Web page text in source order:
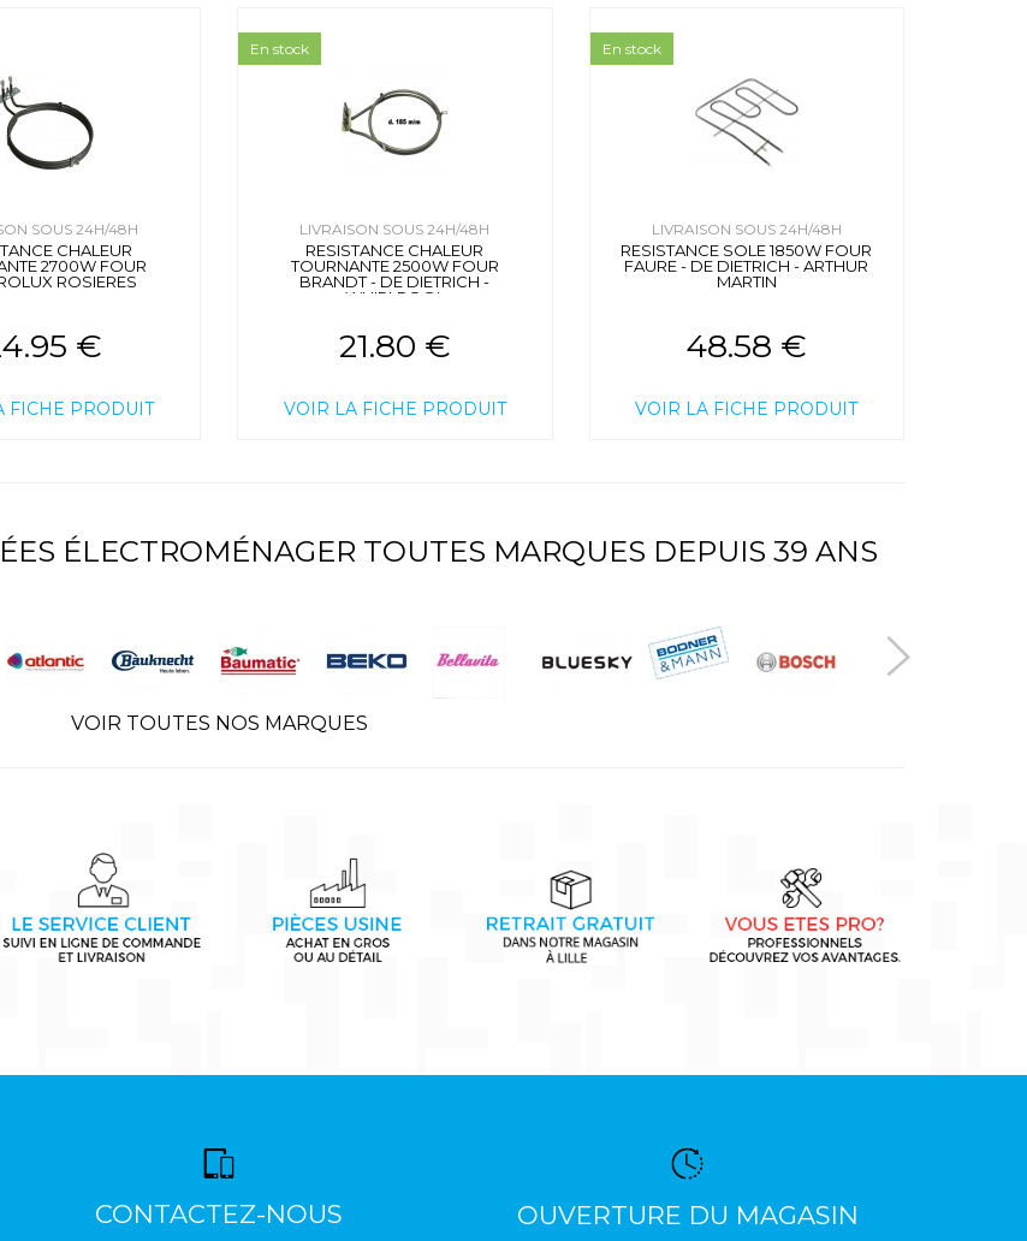
SOUS 24H/48H
CHALEUR
2700W FOUR
ROSIERES
€
FICHE PRODUIT
LIVRAISON SOUS 24H/48H
RESISTANCE CHALEUR
TOURNANTE 2500W FOUR
BRANDT - DE DIETRICH -
WHIRLPOOL
21.80 €
VOIR LA FICHE PRODUIT
En stock
LIVRAISON SOUS 24H/48H
RESISTANCE SOLE 1850W FOUR
FAURE - DE DIETRICH - ARTHUR
MARTIN
48.58 €
VOIR LA FICHE PRODUIT
En stock
ÉLECTROMÉNAGER TOUTES MARQUES DEPUIS 39 ANS
VOIR TOUTES NOS MARQUES
CONTACTEZ-NOUS OUVERTURE DU MAGASIN